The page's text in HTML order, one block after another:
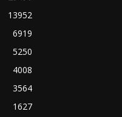
13952
6919
5250
4008
3564
1627